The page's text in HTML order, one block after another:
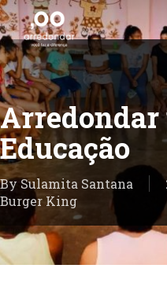
Skip
to
main
content
Arredondar
Educação
By Sulamita Santana
Burger King